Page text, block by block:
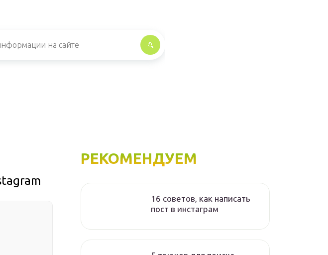
РЕКОМЕНДУЕМ
16 советов, как написать
пост в инстаграм